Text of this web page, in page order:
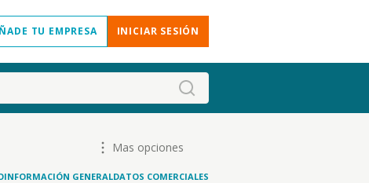
TU EMPRESA INICIAR SESIÓN
Mas opciones
INFORMACIÓN GENERALDATOS COMERCIALES